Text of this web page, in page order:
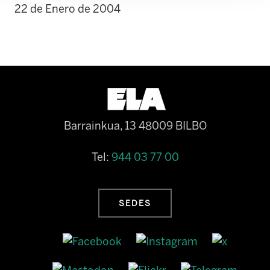
22 de Enero de 2004
Barrainkua, 13 48009 BILBO
Tel: 944 03 77 00
SEDES